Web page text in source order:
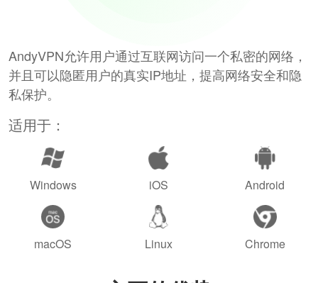
AndyVPN允许用户通过互联网访问一个私密的网络，
并且可以隐匿用户的真实IP地址，提高网络安全和隐
私保护。
适用于：
Windows iOS Android
macOS Linux Chrome